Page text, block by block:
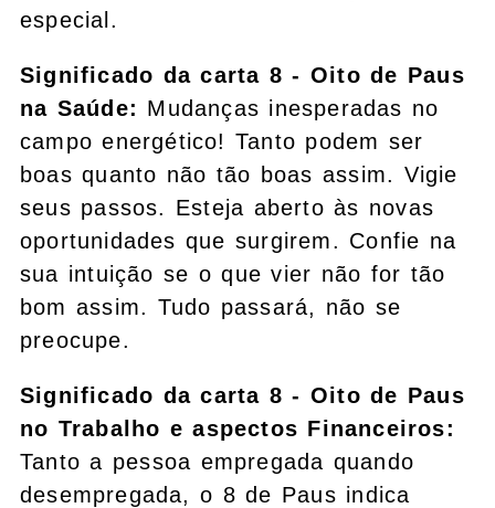
especial.
Significado da carta 8 - Oito de Paus
na Saúde: Mudanças inesperadas no
campo energético! Tanto podem ser
boas quanto não tão boas assim. Vigie
seus passos. Esteja aberto às novas
oportunidades que surgirem. Confie na
sua intuição se o que vier não for tão
bom assim. Tudo passará, não se
preocupe.
Significado da carta 8 - Oito de Paus
no Trabalho e aspectos Financeiros:
Tanto a pessoa empregada quando
desempregada, o 8 de Paus indica